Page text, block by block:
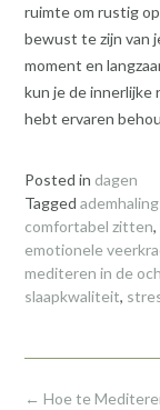
ruimte om rustig
bewust te zijn van
moment en
kun je de
hebt ervaren
Posted in dagen
Tagged
comfortabel zitten,
emotionele
mediteren in de
slaapkwaliteit,
Post
← Hoe te